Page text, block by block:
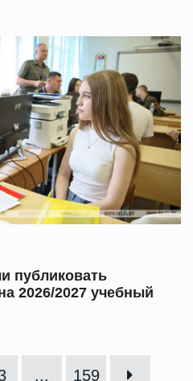
публиковать
2026/2027 учебный
... 159